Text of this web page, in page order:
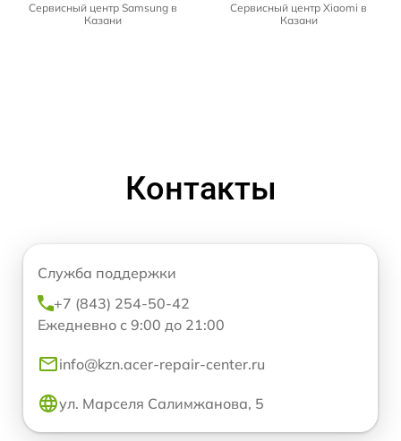
Сервисный центр Samsung в
Казани
Сервисный центр Xiaomi в
Казани
Контакты
Служба поддержки
+7 (843) 254-50-42
Ежедневно с 9:00 до 21:00
info@kzn.acer-repair-center.ru
ул. Марселя Салимжанова, 5